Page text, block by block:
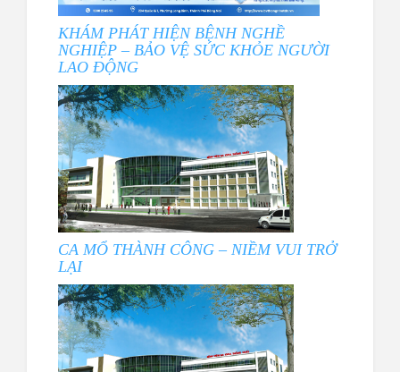
KHÁM PHÁT HIỆN BỆNH NGHỀ
NGHIỆP – BẢO VỆ SỨC KHỎE NGƯỜI
LAO ĐỘNG
CA MỔ THÀNH CÔNG – NIỀM VUI TRỞ
LẠI